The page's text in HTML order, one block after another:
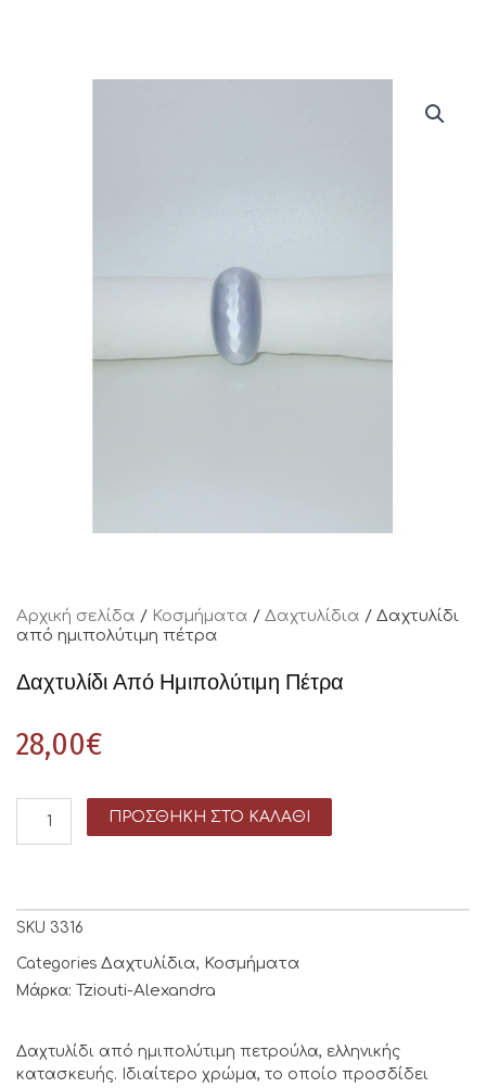
Αρχική σελίδα / Κοσμήματα / Δαχτυλίδια / Δαχτυλίδι
από ημιπολύτιμη πέτρα
Δαχτυλίδι Από Ημιπολύτιμη Πέτρα
28,00€
ΠΡΟΣΘΉΚΗ ΣΤΟ ΚΑΛΆΘΙ
SKU 3316
Categories Δαχτυλίδια, Κοσμήματα
Μάρκα: Tziouti-Alexandra
Δαχτυλίδι από ημιπολύτιμη πετρούλα, ελληνικής
κατασκευής. Ιδιαίτερο χρώμα, το οποίο προσδίδει